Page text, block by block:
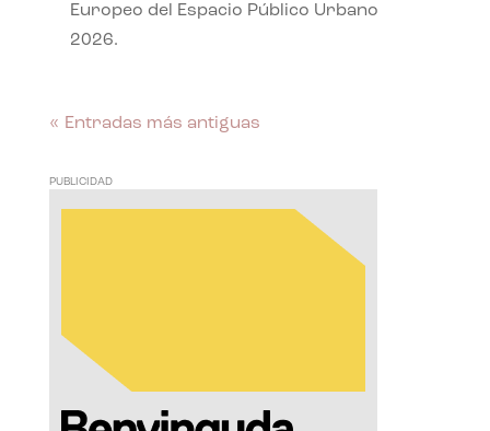
Europeo del Espacio Público Urbano
2026.
« Entradas más antiguas
PUBLICIDAD